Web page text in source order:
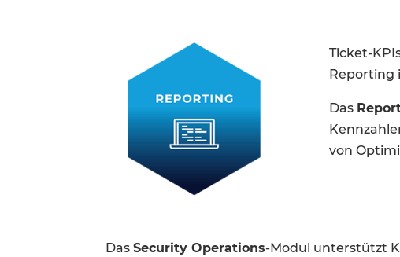
Ticket-
Reporting
Das
von
DasSecurity Operations-Modul unterstützt